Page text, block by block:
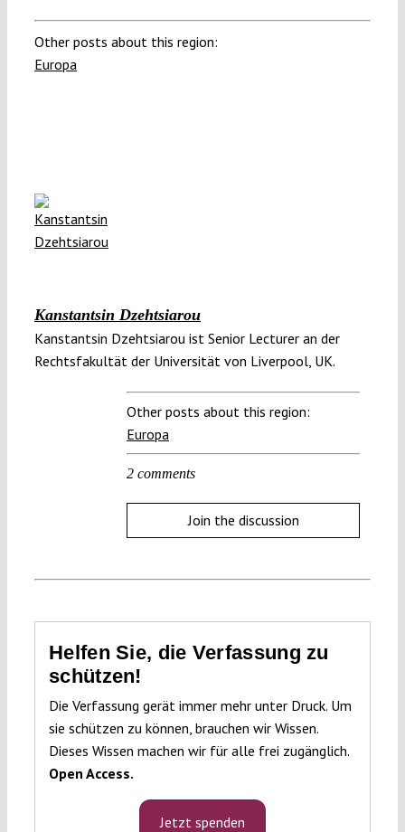
Other posts about this region:
Europa
Kanstantsin Dzehtsiarou
Kanstantsin Dzehtsiarou ist Senior Lecturer an der
Rechtsfakultät der Universität von Liverpool, UK.
Other posts about this region:
Europa
2 comments
Join the discussion
Helfen Sie, die Verfassung zu
schützen!
Die Verfassung gerät immer mehr unter Druck. Um
sie schützen zu können, brauchen wir Wissen.
Dieses Wissen machen wir für alle frei zugänglich.
Open Access.
Jetzt spenden